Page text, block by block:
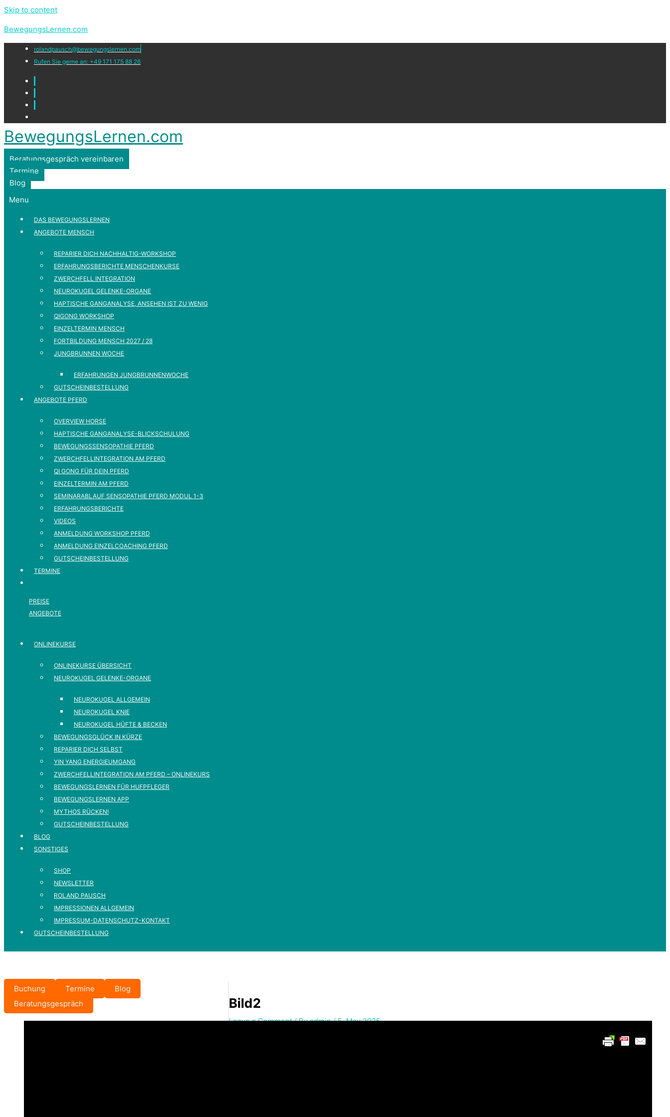
Skip to content
BewegungsLernen.com
rolandpausch@bewegungslernen.com
Rufen Sie gerne an: +49 171 175 88 26
BewegungsLernen.com
Beratungsgespräch vereinbaren
Termine
Blog
Menu
DAS BEWEGUNGSLERNEN
ANGEBOTE MENSCH
REPARIER DICH NACHHALTIG-WORKSHOP
ERFAHRUNGSBERICHTE MENSCHENKURSE
ZWERCHFELL INTEGRATION
NEUROKUGEL GELENKE-ORGANE
HAPTISCHE GANGANALYSE, ANSEHEN IST ZU WENIG
QIGONG WORKSHOP
EINZELTERMIN MENSCH
FORTBILDUNG MENSCH 2027 / 28
JUNGBRUNNEN WOCHE
ERFAHRUNGEN JUNGBRUNNENWOCHE
GUTSCHEINBESTELLUNG
ANGEBOTE PFERD
OVERVIEW HORSE
HAPTISCHE GANGANALYSE-BLICKSCHULUNG
BEWEGUNGSSENSOPATHIE PFERD
ZWERCHFELLINTEGRATION AM PFERD
QI GONG FÜR DEIN PFERD
EINZELTERMIN AM PFERD
SEMINARABLAUF SENSOPATHIE PFERD MODUL 1-3
ERFAHRUNGSBERICHTE
VIDEOS
ANMELDUNG WORKSHOP PFERD
ANMELDUNG EINZELCOACHING PFERD
GUTSCHEINBESTELLUNG
TERMINE
PREISE
ANGEBOTE
ONLINEKURSE
ONLINEKURSE ÜBERSICHT
NEUROKUGEL GELENKE-ORGANE
NEUROKUGEL ALLGEMEIN
NEUROKUGEL KNIE
NEUROKUGEL HÜFTE & BECKEN
BEWEGUNGSGLÜCK IN KÜRZE
REPARIER DICH SELBST
YIN YANG ENERGIEUMGANG
ZWERCHFELLINTEGRATION AM PFERD – ONLINEKURS
BEWEGUNGSLERNEN FÜR HUFPFLEGER
BEWEGUNGSLERNEN APP
MYTHOS RÜCKEN!
GUTSCHEINBESTELLUNG
BLOG
SONSTIGES
SHOP
NEWSLETTER
ROLAND PAUSCH
IMPRESSIONEN ALLGEMEIN
IMPRESSUM-DATENSCHUTZ-KONTAKT
GUTSCHEINBESTELLUNG
Buchung Termine
Blog
Beratungsgespräch
Bild2
Leave a Comment / Byadmin/5. May 2025